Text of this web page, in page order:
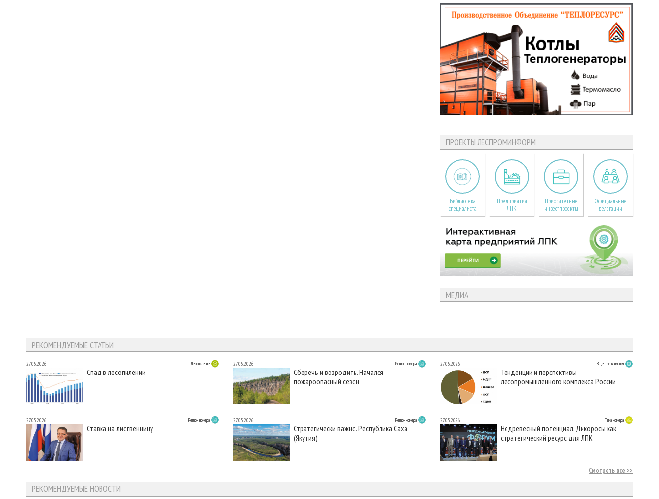
ПРОЕКТЫ ЛЕСПРОМИНФОРМ
Библиотека
специалиста
Предприятия
ЛПК
Приоритетные
инвестпроекты
Официальные
делегации
МЕДИА
РЕКОМЕНДУЕМЫЕ СТАТЬИ
27.05.2026 Лесопиление
Спад в лесопилении
27.05.2026 Регион номера
Ставка на лиственницу
27.05.2026 Регион номера
Сберечь и возродить. Начался
пожароопасный сезон
27.05.2026 Регион номера
Стратегически важно. Республика Саха
(Якутия)
27.05.2026 В центре внимания
Тенденции и перспективы
лесопромышленного комплекса России
27.05.2026 Тема номера
Недревесный потенциал. Дикоросы как
стратегический ресурс для ЛПК
Смотреть все
РЕКОМЕНДУЕМЫЕ НОВОСТИ